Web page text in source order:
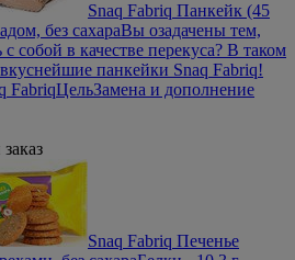
Snaq Fabriq Панкейк (45
без сахараВы озадачены тем,
с собой в качестве перекуса? В таком
панкейки Snaq Fabriq!
FabriqЦельЗамена и дополнение
Snaq Fabriq Печенье